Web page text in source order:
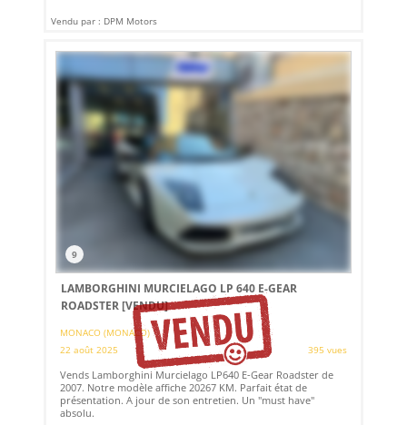
Vendu par : DPM Motors
9
LAMBORGHINI MURCIELAGO LP 640 E-GEAR
ROADSTER[VENDU]
MONACO (MONACO)
22 août 2025
395 vues
Vends Lamborghini Murcielago LP640 E-Gear Roadster de
2007. Notre modèle affiche 20267 KM. Parfait état de
présentation. A jour de son entretien. Un "must have"
absolu.